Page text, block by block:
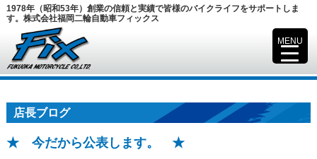
1978年（昭和53年）創業の信頼と実績で皆様のバイクライフをサポートしま
す。株式会社福岡二輪自動車フィックス
店長ブログ
★ 今だから公表します。 ★
MENU
▼